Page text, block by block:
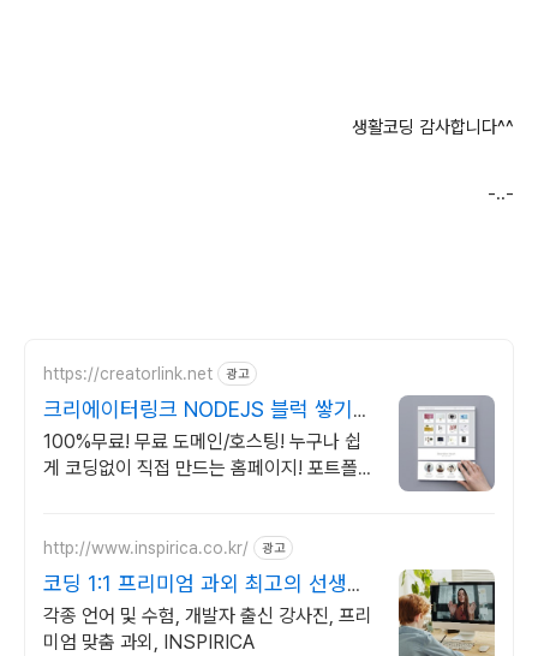
생활코딩 감사합니다^^
-..-
https://creatorlink.net 광고
크리에이터링크 NODEJS 블럭 쌓기로
만드는 홈페이지
100%무료! 무료 도메인/호스팅! 누구나 쉽
게 코딩없이 직접 만드는 홈페이지! 포트폴리
http://www.inspirica.co.kr/ 광고
코딩 1:1 프리미엄 과외 최고의 선생님
들과 함께
각종 언어 및 수험, 개발자 출신 강사진, 프리
미엄 맞춤 과외, INSPIRICA